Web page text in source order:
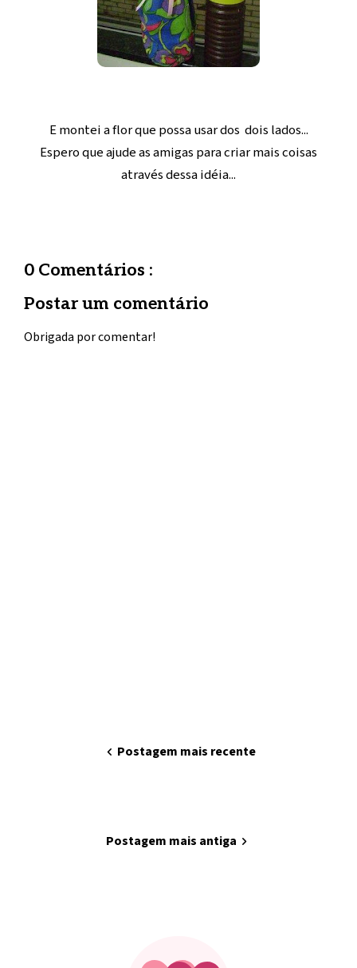
E montei a flor que possa usar dos dois lados...
Espero que ajude as amigas para criar mais coisas
através dessa idéia...
0 Comentários :
Postar um comentário
Obrigada por comentar!
chevron_left Postagem mais recente
Postagem mais antiga chevron_right